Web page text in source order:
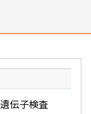
伝子検査